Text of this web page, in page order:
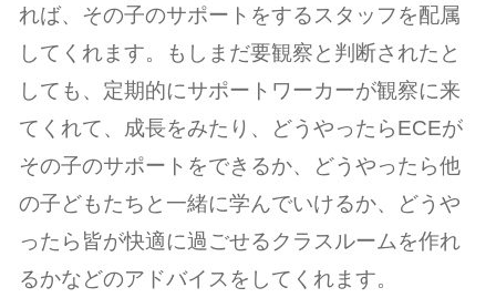
れば、その子のサポートをするスタッフを配属
してくれます。もしまだ要観察と判断されたと
しても、定期的にサポートワーカーが観察に来
てくれて、成長をみたり、どうやったらECEが
その子のサポートをできるか、どうやったら他
の子どもたちと一緒に学んでいけるか、どうや
ったら皆が快適に過ごせるクラスルームを作れ
るかなどのアドバイスをしてくれます。